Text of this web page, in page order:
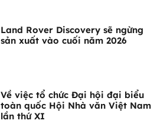
Land Rover Discovery sẽ ngừng
sản xuất vào cuối năm 2026
Về việc tổ chức Đại hội đại biểu
toàn quốc Hội Nhà văn Việt Nam
lần thứ XI